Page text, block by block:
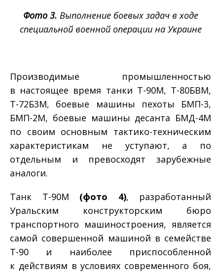
Фото 3. Выполнение боевых задач в ходе
специальной военной операции на Украине
Производимые промышленностью
в настоящее время танки Т-90М, Т-80БВМ,
Т-72Б3М, боевые машины пехоты БМП-3,
БМП-2М, боевые машины десанта БМД-4М
по своим основным тактико-техническим
характеристикам не уступают, а по
отдельным и превосходят зарубежные
аналоги.
Танк Т-90М (фото 4), разработанный
Уральским конструкторским бюро
транспортного машиностроения, является
самой совершенной машиной в семействе
Т-90 и наиболее приспособленной
к действиям в условиях современного боя,